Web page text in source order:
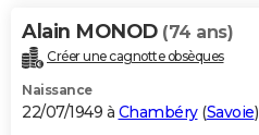
Alain MONOD (74 ans)
Créer une cagnotte obsèques
Naissance
22/07/1949 à Chambéry(Savoie)